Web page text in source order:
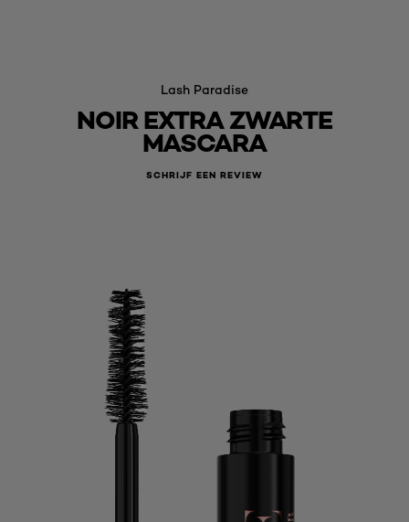
Lash Paradise
NOIR EXTRA ZWARTE
MASCARA
SCHRIJF EEN REVIEW